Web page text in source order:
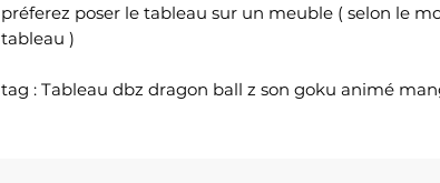
préferez poser le tableau sur un meuble ( selon le
tableau )
tag : Tableau dbz dragon ball z son goku animé